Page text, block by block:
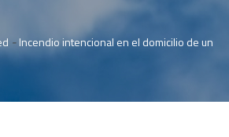
-Incendio intencional en el domicilio de un